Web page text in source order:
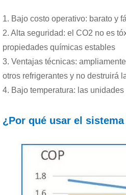
1. Bajo costo operativo: barato y
2. Alta seguridad: el CO2 no es
propiedades químicas estables
3. Ventajas técnicas:
otros refrigerantes y no destruirá
4. Bajo temperatura: las
¿Por qué usar el